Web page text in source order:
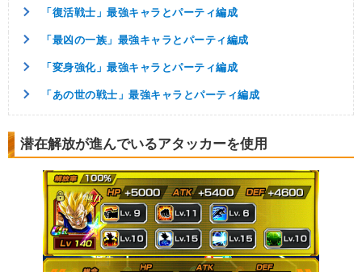
「復活戦士」最強キャラとパーティ編成
「最凶の一族」最強キャラとパーティ編成
「変身強化」最強キャラとパーティ編成
「あの世の戦士」最強キャラとパーティ編成
潜在解放が進んでいるアタッカーを使用